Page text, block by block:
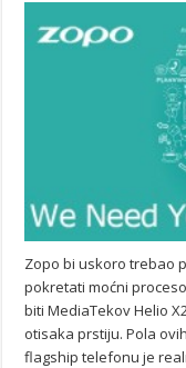
Zopo bi uskoro trebao
pokretati moćni
biti MediaTekov Helio
otisaka prstiju. Pola
flagship telefonu je